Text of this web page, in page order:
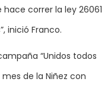
correr la ley 26061
inició Franco.
“Unidos todos
de la Niñez con